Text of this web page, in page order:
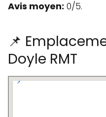
Avis moyen: 0/5.
📌
Doyle RMT